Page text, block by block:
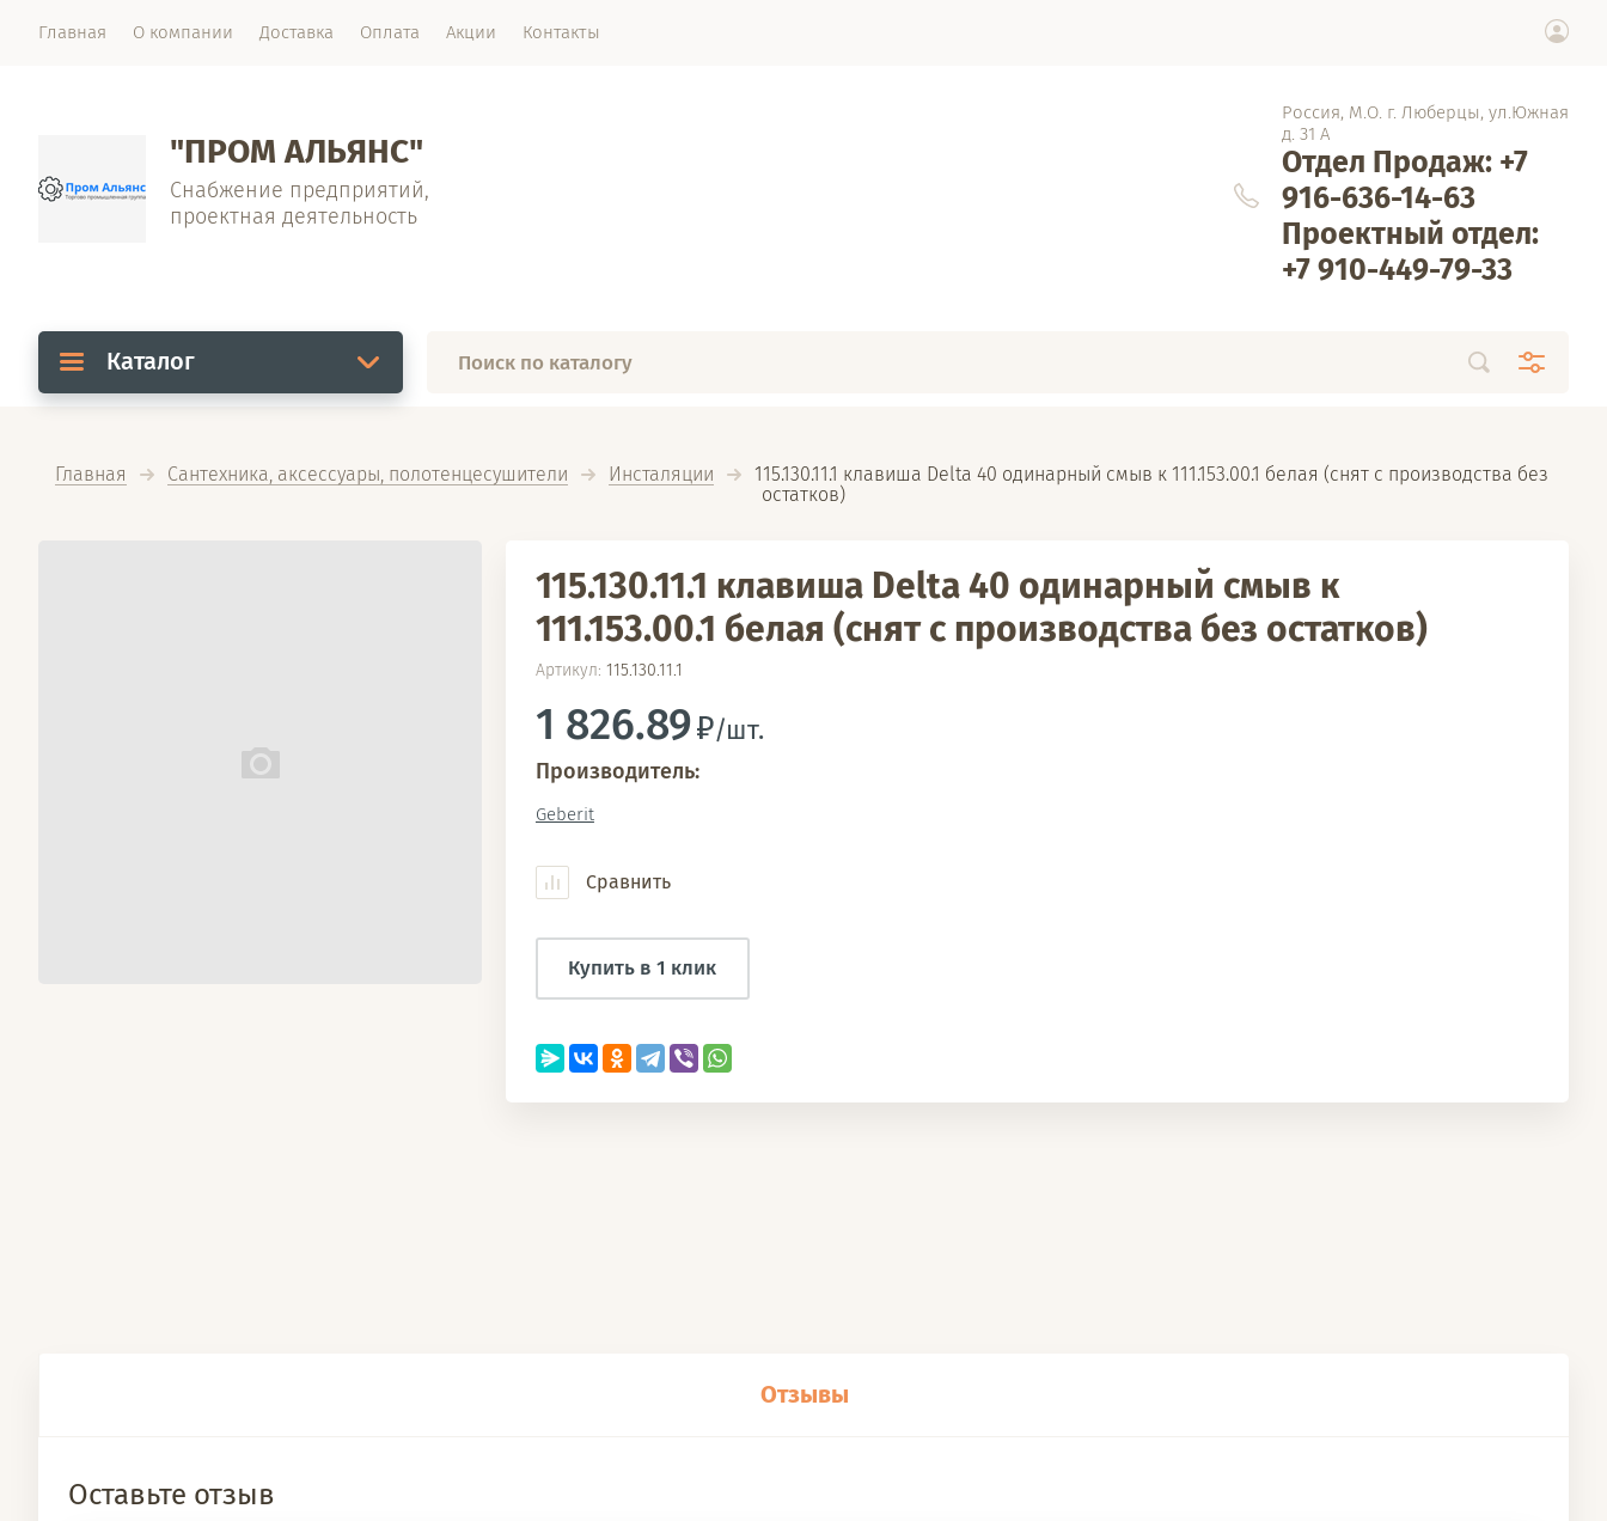
Главная О компании Доставка Оплата Акции Контакты
"ПРОМ АЛЬЯНС"
Снабжение предприятий,
проектная деятельность
Россия, М.О. г. Люберцы, ул.Южная
д. 31 А
Отдел Продаж: +7
916-636-14-63
Проектный отдел:
+7 910-449-79-33
Каталог
Главная Сантехника, аксессуары, полотенцесушители Инсталяции
  115.130.11.1 клавиша Delta 40 одинарный смыв к 111.153.00.1 белая (снят с производства без
остатков)
115.130.11.1 клавиша Delta 40 одинарный смыв к
111.153.00.1 белая (снят с производства без остатков)
Артикул: 115.130.11.1
1 826.89 /шт.
Производитель:
Geberit
Сравнить
Купить в 1 клик
Отзывы
Оставьте отзыв